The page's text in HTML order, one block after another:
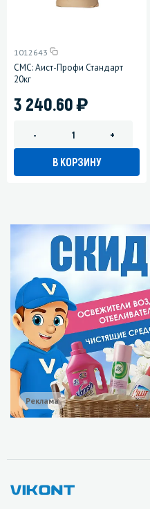
1012643
СМС: Аист-Профи Стандарт
20кг
3 240.60)
- +
В КОРЗИНУ
Реклама